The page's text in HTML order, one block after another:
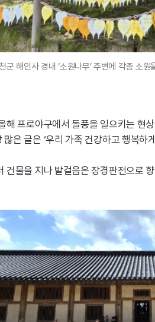
군 해인사 경내 ‘소원나무’ 주변에 각종 소
해 프로야구에서 돌풍을 일으키는 현
은 글은 ‘우리 가족 건강하고 행복
건물을 지나 발걸음은 장경판전으로